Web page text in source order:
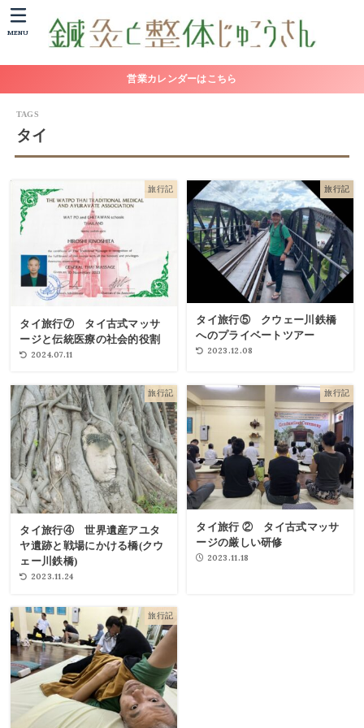
MENU
営業カレンダーはこちら
タイ
旅行記
タイ旅行⑦ タイ古式マッサ
ージと伝統医療の社会的役割
2024.07.11
旅行記
タイ旅行⑤ クウェー川鉄橋
へのプライベートツアー
2023.12.08
旅行記
タイ旅行④ 世界遺産アユタ
ヤ遺跡と戦場にかける橋(クウ
ェー川鉄橋)
2023.11.24
旅行記
タイ旅行 ② タイ古式マッサ
ージの厳しい研修
2023.11.18
旅行記